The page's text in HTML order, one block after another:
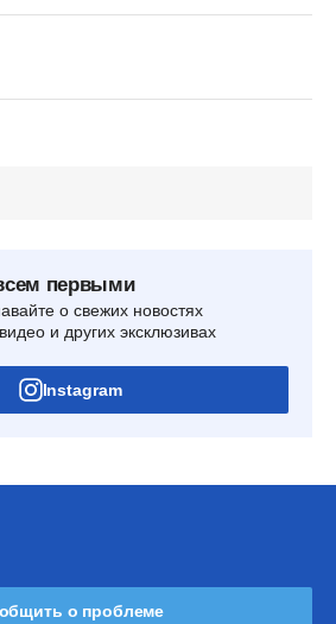
первыми
о свежих новостях
и других эксклюзивах
Instagram
о проблеме